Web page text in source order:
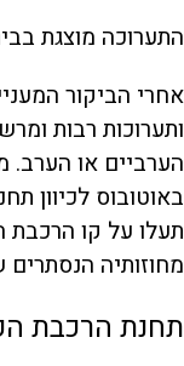
התערוכה מוצגת
אחרי הביקור
ותערוכות רבות
הערביים או הערב.
באוטובוס לכיוון
תעלו על קו הרכבת
מחוזותיה
תחנת הרכבת